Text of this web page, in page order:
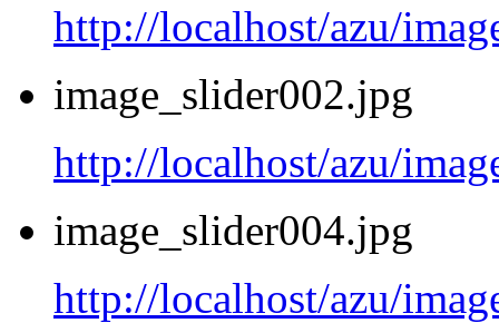
http://localhost/azu/
image_slider002.jpg
http://localhost/azu/
image_slider004.jpg
http://localhost/azu/